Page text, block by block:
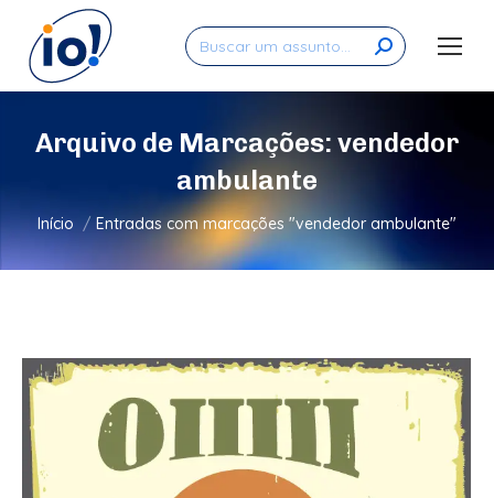
Search:
Arquivo de Marcações: vendedor
ambulante
Você está aqui:
Início Entradas com marcações "vendedor ambulante"